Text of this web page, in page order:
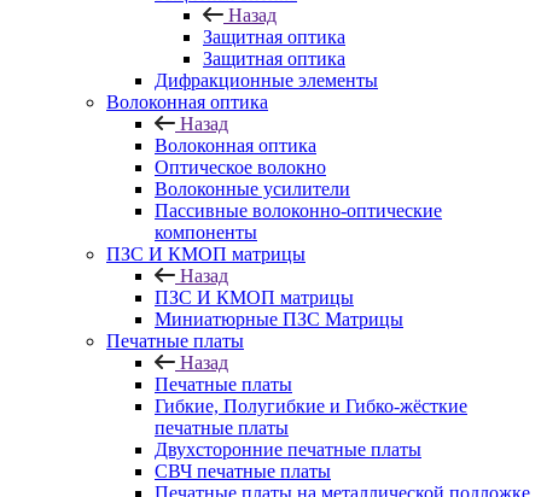
Назад
Защитная оптика
Защитная оптика
Дифракционные элементы
Волоконная оптика
Назад
Волоконная оптика
Оптическое волокно
Волоконные усилители
Пассивные волоконно-оптические
компоненты
ПЗС И КМОП матрицы
Назад
ПЗС И КМОП матрицы
Миниатюрные ПЗС Матрицы
Печатные платы
Назад
Печатные платы
Гибкие, Полугибкие и Гибко-жёсткие
печатные платы
Двухсторонние печатные платы
СВЧ печатные платы
Печатные платы на металлической подложке